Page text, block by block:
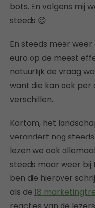
bots. En volgens mij
steeds 😉
En steeds meer weer
euro op de meest
natuurlijk de vraag
want die kan ook per
verschillen.
Kortom, het
verandert nog
lezen we ook
steeds maar weer bij
ben die hierover
als de 18
reacties van de